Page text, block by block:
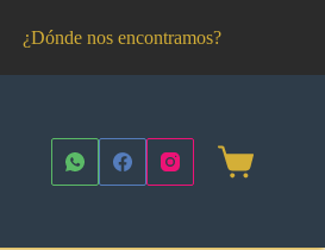
¿Dónde nos encontramos?
Shopping